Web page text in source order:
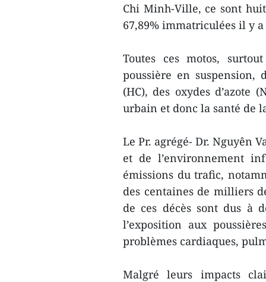
Chi Minh-Ville, ce sont
67,89% immatriculées il y
Toutes ces motos,
poussière en suspension,
(HC), des oxydes d’azote
urbain et donc la santé de
Le Pr. agrégé- Dr. Nguyên
et de l’environnement
émissions du trafic,
des centaines de milliers
de ces décès sont dus à
l’exposition aux
problèmes cardiaques,
Malgré leurs impacts